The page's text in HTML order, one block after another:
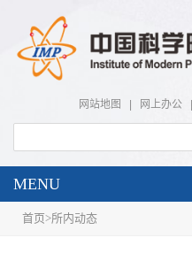
网站地图 网上办公
MENU
首页>所内动态